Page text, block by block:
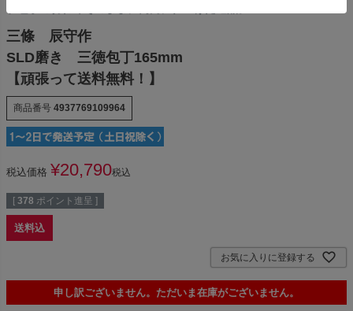
和包丁の切れ味そのままに両刃に仕上げた逸品。
三條 辰守作
SLD磨き 三徳包丁165mm
【頑張って送料無料！】
商品番号 4937769109964
税込価格 ¥20,790税込
[ 378 ポイント進呈 ]
送料込
お気に入りに登録する
申し訳ございません。ただいま在庫がございません。